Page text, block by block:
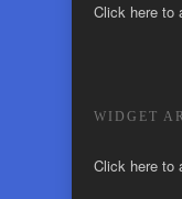
Click here to
WIDGET
Click here to